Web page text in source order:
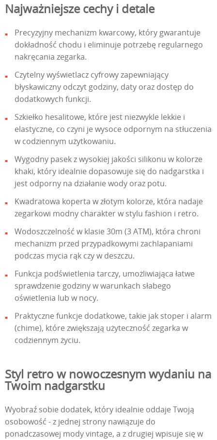
Najważniejsze cechy i detale
Precyzyjny mechanizm kwarcowy, który gwarantuje
dokładność chodu i eliminuje potrzebę regularnego
nakręcania zegarka.
Czytelny wyświetlacz cyfrowy zapewniający
błyskawiczny odczyt godziny, daty oraz dostęp do
dodatkowych funkcji.
Szkiełko hesalitowe, które jest niezwykle lekkie i
elastyczne, co czyni je wysoce odpornym na stłuczenia
w codziennym użytkowaniu.
Wygodny pasek z wysokiej jakości silikonu w kolorze
khaki, który idealnie dopasowuje się do nadgarstka i
jest odporny na działanie wody oraz potu.
Kwadratowa koperta w złotym kolorze, która nadaje
zegarkowi modny charakter w stylu fashion i retro.
Wodoszczelność w klasie 30m (3 ATM), która chroni
mechanizm przed przypadkowymi zachlapaniami
podczas mycia rąk czy w deszczu.
Funkcja podświetlenia tarczy, umożliwiająca łatwe
sprawdzenie godziny w warunkach słabego
oświetlenia lub w nocy.
Praktyczne funkcje dodatkowe, takie jak stoper i alarm
(chime), które zwiększają użyteczność zegarka w
codziennym życiu.
Styl retro w nowoczesnym wydaniu na
Twoim nadgarstku
Wyobraź sobie dodatek, który idealnie oddaje Twoją
osobowość - z jednej strony nawiązuje do
ponadczasowej mody vintage, a z drugiej wpisuje się w